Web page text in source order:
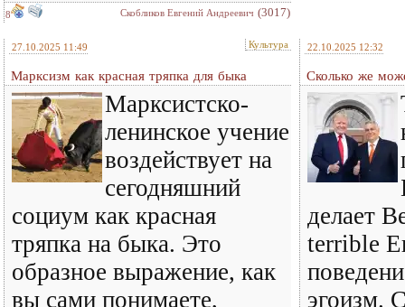
8 Скобликов Евгений Андреевич (3017)
27.10.2025 11:49 Культура
Марксизм как красная тряпка для быка
Марксистско-
ленинское учение
воздействует на
сегодняшний
социум как красная
тряпка на быка. Это
образное выражение, как
вы сами понимаете,
22.10.2025 12:32
Сколько же
делает
terrible
эгоизм.